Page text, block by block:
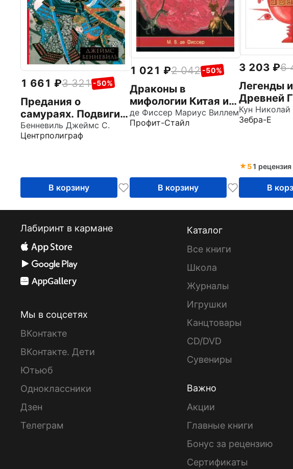
1 661 3 321 -50%
Предания о
самураях. Подвиги
отважных воинов
средневековой
Бенневиль Джеймс С.
Центрполиграф
В корзину
1 021 2 042 -50%
Драконы в
мифологии Китая и
Японии
де Фиссер Мариус Виллем
Профит-Стайл
В корзину
3 203 6
Легенды
Древней
Кун Николай
Зебра-Е
51 рецензия
В
Лабиринт в кармане
Мы в соцсетях
ВКонтакте
ВКонтакте. Дети
Ютьюб
Одноклассники
Дзен
Телеграм
Каталог
Все книги
Школа
Журналы
Игрушки
Канцтовары
CD/DVD
Сувениры
Важно
Акции
Главные книги
Бонус за рецензию
Сертификаты